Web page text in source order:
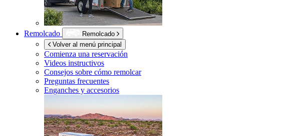
Remolcado
Remolcado
Volver al menú principal
Comienza una reservación
Videos instructivos
Consejos sobre cómo remolcar
Preguntas frecuentes
Enganches y accesorios